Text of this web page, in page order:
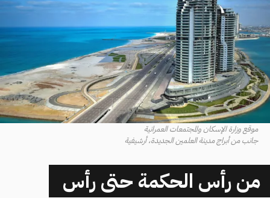
موقع وزارة الإسكان والمجتمعات العمرانية
جانب من أبراج مدينة العلمين الجديدة، أرشيفية
من رأس الحكمة حتى رأس